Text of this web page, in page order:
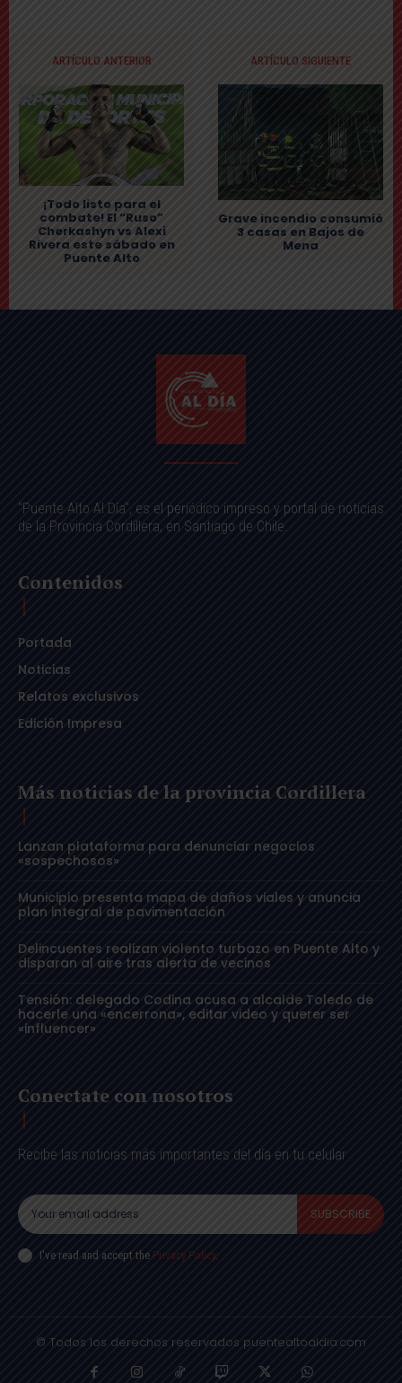
ARTÍCULO ANTERIOR
¡Todo listo para el
combate! El “Ruso”
Cherkashyn vs Alexi
Rivera este sábado en
Puente Alto
ARTÍCULO SIGUIENTE
Grave incendio consumió
3 casas en Bajos de
Mena
"Puente Alto Al Día", es el periódico impreso y portal de noticias
de la Provincia Cordillera, en Santiago de Chile.
Contenidos
Portada
Noticias
Relatos exclusivos
Edición Impresa
Más noticias de la provincia Cordillera
Lanzan plataforma para denunciar negocios
«sospechosos»
Municipio presenta mapa de daños viales y anuncia
plan integral de pavimentación
Delincuentes realizan violento turbazo en Puente Alto y
disparan al aire tras alerta de vecinos
Tensión: delegado Codina acusa a alcalde Toledo de
hacerle una «encerrona», editar video y querer ser
«influencer»
Conectate con nosotros
Recibe las noticias más importantes del día en tu celular
SUBSCRIBE
I've read and accept the Privacy Policy.
© Todos los derechos reservados puentealtoaldia.com